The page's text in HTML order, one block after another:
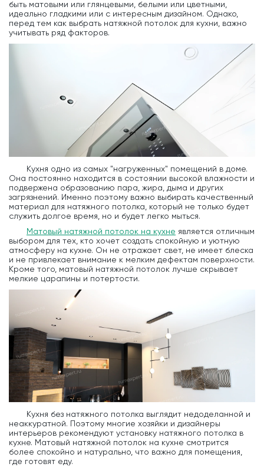
быть матовыми или глянцевыми, белыми или цветными,
идеально гладкими или с интересным дизайном. Однако,
перед тем как выбрать натяжной потолок для кухни, важно
учитывать ряд факторов.
Кухня одно из самых "нагруженных" помещений в доме.
Она постоянно находится в состоянии высокой влажности и
подвержена образованию пара, жира, дыма и других
загрязнений. Именно поэтому важно выбирать качественный
материал для натяжного потолка, который не только будет
служить долгое время, но и будет легко мыться.
Матовый натяжной потолок на кухне является отличным
выбором для тех, кто хочет создать спокойную и уютную
атмосферу на кухне. Он не отражает свет, не имеет блеска
и не привлекает внимание к мелким дефектам поверхности.
Кроме того, матовый натяжной потолок лучше скрывает
мелкие царапины и потертости.
Кухня без натяжного потолка выглядит недоделанной и
неаккуратной. Поэтому многие хозяйки и дизайнеры
интерьеров рекомендуют установку натяжного потолка в
кухне. Матовый натяжной потолок на кухне смотрится
более спокойно и натурально, что важно для помещения,
где готовят еду.